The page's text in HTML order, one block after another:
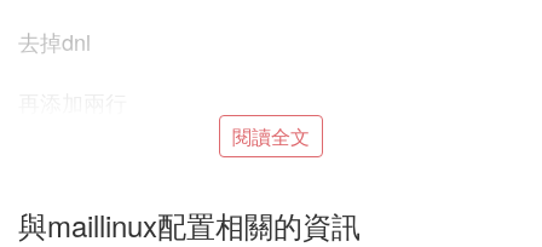
去掉dnl
做輸入重定向m4 /etc/mail/sendmail.mc>/etc/mail/se
編輯 /etc/mail/access
閱讀全文
與maillinux配置相關的資訊